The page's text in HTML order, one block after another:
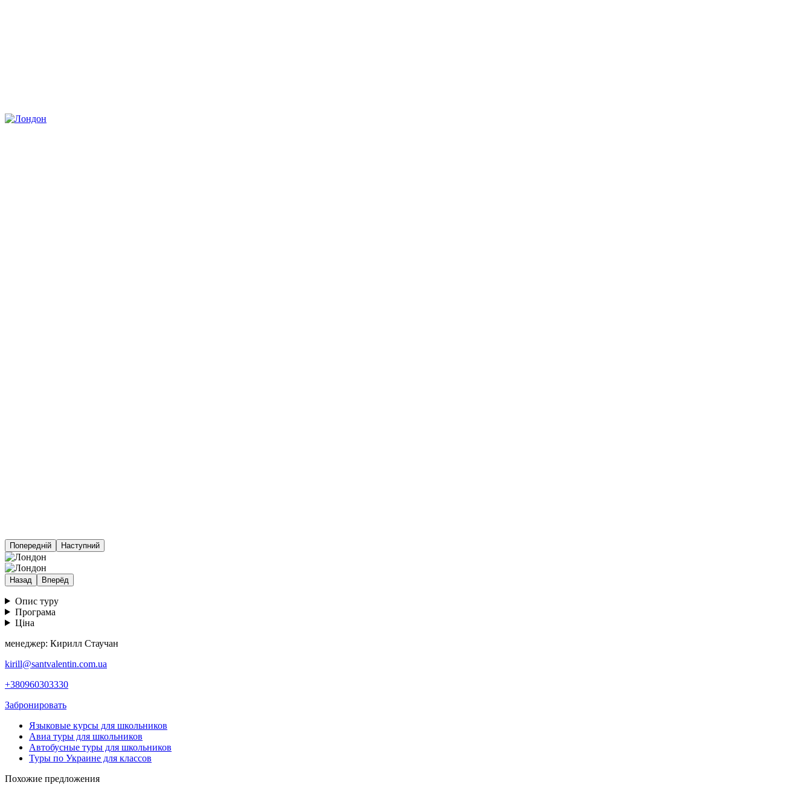
Попередній Наступний
Назад Вперёд
Опис туру
Програма
Ціна
менеджер: Кирилл Стаучан
kirill@santvalentin.com.ua
+380960303330
Забронировать
Языковые курсы для школьников
Авиа туры для школьников
Автобусные туры для школьников
Туры по Украине для классов
Похожие предложения